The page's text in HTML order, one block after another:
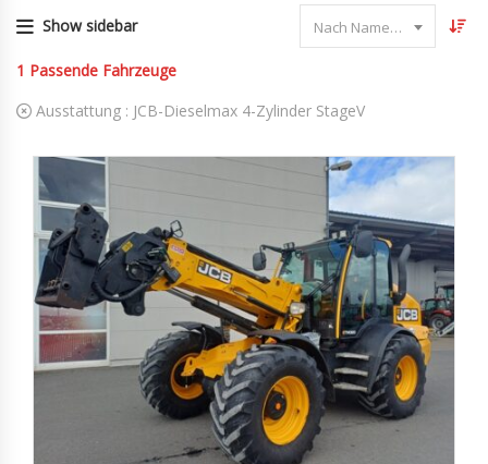
Show sidebar Nach Name sortieren
1 Passende Fahrzeuge
Ausstattung : JCB-Dieselmax 4-Zylinder StageV